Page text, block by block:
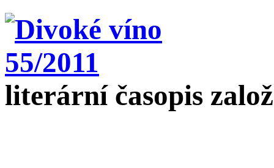
literární časopis